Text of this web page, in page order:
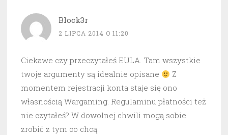
Block3r
2 LIPCA 2014 O 11:20
Ciekawe czy przeczytałeś EULA. Tam wszystkie
twoje argumenty są idealnie opisane
Z
momentem rejestracji konta staje się ono
własnością Wargaming. Regulaminu płatności też
nie czytałeś? W dowolnej chwili mogą sobie
zrobić z tym co chcą.